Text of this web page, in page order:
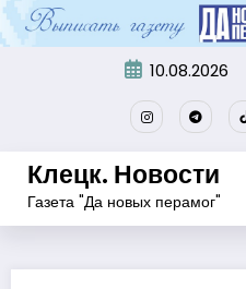
Перейти
к
содержимому
10.08.2026
Клецк. Новости
Газета "Да новых перамог"